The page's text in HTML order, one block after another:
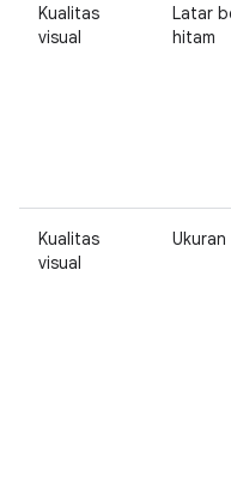
Kualitas
visual
Latar
hitam
Kualitas
visual